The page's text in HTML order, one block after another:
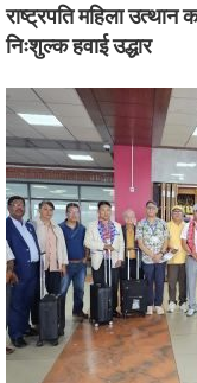
राष्ट्रपति महिला उत्थान
निःशुल्क हवाई उद्धार